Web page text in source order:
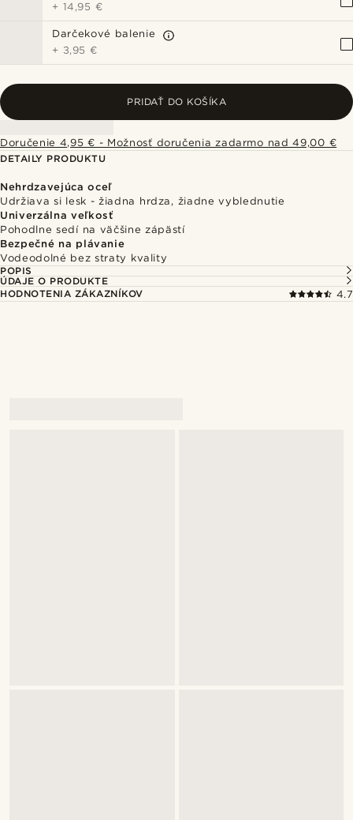
+ 14,95 €
Darčekové balenie
+ 3,95 €
PRIDAŤ DO KOŠÍKA
Doručenie 4,95 € - Možnosť doručenia zadarmo nad 49,00 €
DETAILY PRODUKTU
Nehrdzavejúca oceľ
Udržiava si lesk - žiadna hrdza, žiadne vyblednutie
Univerzálna veľkosť
Pohodlne sedí na väčšine zápästí
Bezpečné na plávanie
Vodeodolné bez straty kvality
POPIS
ÚDAJE O PRODUKTE
HODNOTENIA ZÁKAZNÍKOV
4.7